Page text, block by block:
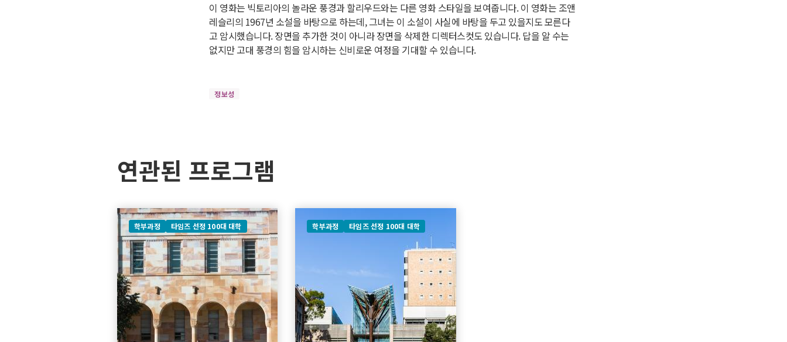
이 영화는 빅토리아의 놀라운 풍경과 할리우드와는 다른 영화 스타일을 보여줍니다. 이 영화는 조앤
레슬리의 1967년 소설을 바탕으로 하는데, 그녀는 이 소설이 사실에 바탕을 두고 있을지도 모른다
고 암시했습니다. 장면을 추가한 것이 아니라 장면을 삭제한 디렉터스컷도 있습니다. 답을 알 수는
없지만 고대 풍경의 힘을 암시하는 신비로운 여정을 기대할 수 있습니다.
정보성
연관된 프로그램
학부과정 타임즈 선정 100대 대학 학부과정 타임즈 선정 100대 대학